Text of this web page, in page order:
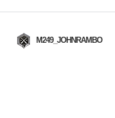
M249_JOHNRAMBO